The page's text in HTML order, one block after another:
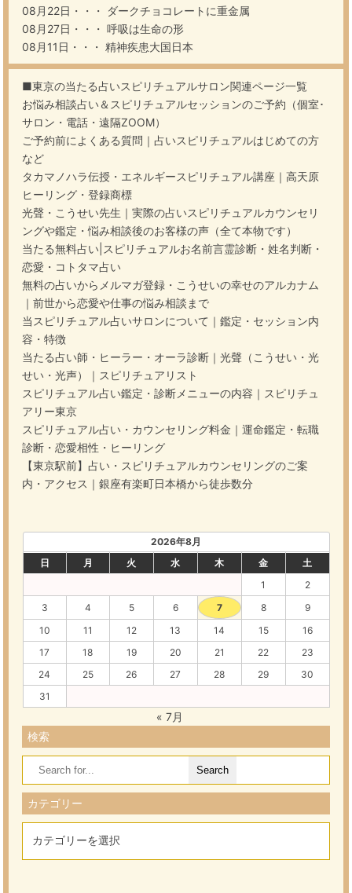
08月22日・・・
ダークチョコレートに重金属
08月27日・・・ 呼吸は生命の形
08月11日・・・ 精神疾患大国日本
■東京の当たる占いスピリチュアルサロン関連ページ一覧
お悩み相談占い＆スピリチュアルセッションのご予約（個室･
サロン・電話・遠隔ZOOM）
ご予約前によくある質問｜占いスピリチュアルはじめての方
など
タカマノハラ伝授・エネルギースピリチュアル講座｜高天原
ヒーリング・登録商標
光聲・こうせい先生｜実際の占いスピリチュアルカウンセリ
ングや鑑定・悩み相談後のお客様の声（全て本物です）
当たる無料占い|スピリチュアルお名前言霊診断・姓名判断・
恋愛・コトタマ占い
無料の占いからメルマガ登録・こうせいの幸せのアルカナム
｜前世から恋愛や仕事の悩み相談まで
当スピリチュアル占いサロンについて｜鑑定・セッション内
容・特徴
当たる占い師・ヒーラー・オーラ診断｜光聲（こうせい・光
せい・光声）｜スピリチュアリスト
スピリチュアル占い鑑定・診断メニューの内容｜スピリチュ
アリー東京
スピリチュアル占い・カウンセリング料金｜運命鑑定・転職
診断・恋愛相性・ヒーリング
【東京駅前】占い・スピリチュアルカウンセリングのご案
内・アクセス｜銀座有楽町日本橋から徒歩数分
2026年8月
日
月 火 水 木 金
土
1
2
3
4 5 6 7 8
9
10
11 12 13 14 15
16
17
18 19 20 21 22
23
24
25 26 27 28 29
30
31
« 7月
検索
Search
for:
カテゴリー